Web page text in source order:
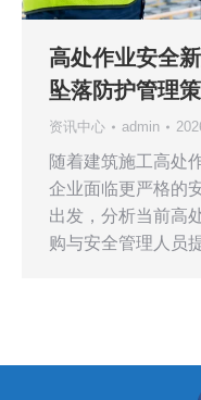
高处作业安全
坠落防护管理
资讯中心 admin
随着建筑施工高处
企业面临更严格的
出发，分析当前高
购与安全管理人员